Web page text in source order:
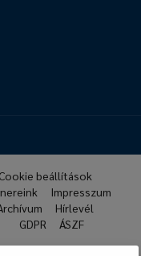
Cookie beállítások
Impresszum
Hírlevél
GDPR
ÁSZF